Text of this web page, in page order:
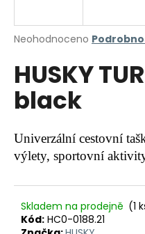
Průměrné
produktu
je
0,0
hvězdiček.
Neohodnoceno
HUSKY
black
Univerzální cestovní
výlety, sportovní
Skladem na prodejně (1
Kód: HC0-0188.21
j
t
?
D